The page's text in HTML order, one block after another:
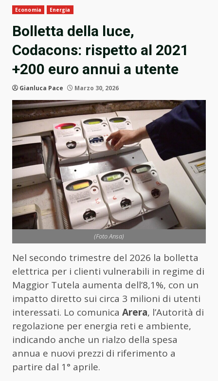
Economia Energia
Bolletta della luce,
Codacons: rispetto al 2021
+200 euro annui a utente
Gianluca Pace Marzo 30, 2026
(Foto Ansa)
Nel secondo trimestre del 2026 la bolletta
elettrica per i clienti vulnerabili in regime di
Maggior Tutela aumenta dell’8,1%, con un
impatto diretto sui circa 3 milioni di utenti
interessati. Lo comunica Arera, l’Autorità di
regolazione per energia reti e ambiente,
indicando anche un rialzo della spesa
annua e nuovi prezzi di riferimento a
partire dal 1° aprile.